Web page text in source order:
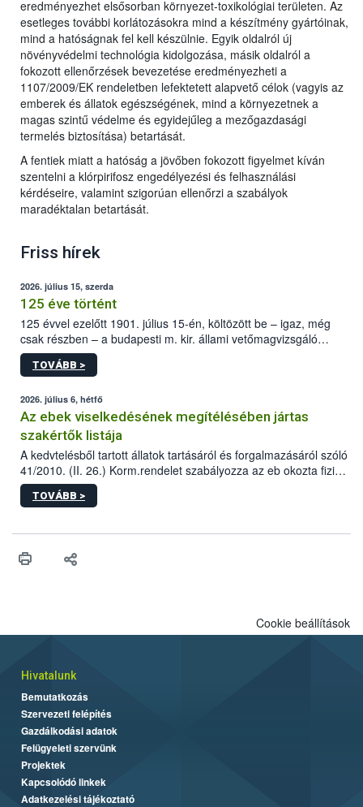
eredményezhet elsősorban környezet-toxikológiai területen. Az
esetleges további korlátozásokra mind a készítmény gyártóinak,
mind a hatóságnak fel kell készülnie. Egyik oldalról új
növényvédelmi technológia kidolgozása, másik oldalról a
fokozott ellenőrzések bevezetése eredményezheti a
1107/2009/EK rendeletben lefektetett alapvető célok (vagyis az
emberek és állatok egészségének, mind a környezetnek a
magas szintű védelme és egyidejűleg a mezőgazdasági
termelés biztosítása) betartását.
A fentiek miatt a hatóság a jövőben fokozott figyelmet kíván
szentelni a klórpirifosz engedélyezési és felhasználási
kérdéseire, valamint szigorúan ellenőrzi a szabályok
maradéktalan betartását.
Friss hírek
2026. július 15, szerda
125 éve történt
125 évvel ezelőtt 1901. július 15-én, költözött be – igaz, még
csak részben – a budapesti m. kir. állami vetőmagvizsgáló
állomás a Kis Rókus utca 15. szám alatti, Czigler Győző által
tervezett új épületébe.
TOVÁBB >
2026. július 6, hétfő
Az ebek viselkedésének megítélésében jártas
szakértők listája
A kedvtelésből tartott állatok tartásáról és forgalmazásáról szóló
41/2010. (II. 26.) Korm.rendelet szabályozza az eb okozta fizikai
sérülés, illetve ennek veszélye keletkezésekor felmerülő
hatósági feladatokat, valamint a veszélyes eb tartását és annak
vonni az ebek viselkedésének megítélésében jártas szakértőt.
TOVÁBB >
Cookie beállítások
Hivatalunk
Bemutatkozás
Szervezeti felépítés
Gazdálkodási adatok
Felügyeleti szervünk
Projektek
Kapcsolódó linkek
Adatkezelési tájékoztató